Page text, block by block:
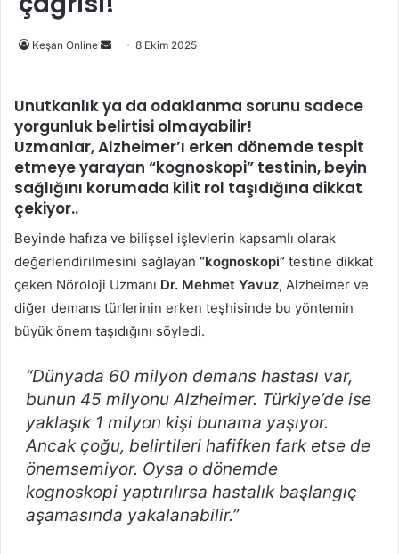
Keşan Online
Bir
göndermek
8 Ekim 2025
Unutkanlık ya da odaklanma sorunu sadece
yorgunluk belirtisi olmayabilir!
Uzmanlar, Alzheimer’ı erken dönemde tespit
etmeye yarayan “kognoskopi” testinin, beyin
sağlığını korumada kilit rol taşıdığına dikkat
çekiyor..
Beyinde hafıza ve bilişsel işlevlerin kapsamlı olarak
değerlendirilmesini sağlayan “kognoskopi” testine dikkat
çeken Nöroloji Uzmanı Dr. Mehmet Yavuz, Alzheimer ve
diğer demans türlerinin erken teşhisinde bu yöntemin
büyük önem taşıdığını söyledi.
“Dünyada 60 milyon demans hastası var,
bunun 45 milyonu Alzheimer. Türkiye’de ise
yaklaşık 1 milyon kişi bunama yaşıyor.
Ancak çoğu, belirtileri hafifken fark etse de
önemsemiyor. Oysa o dönemde
kognoskopi yaptırılırsa hastalık başlangıç
aşamasında yakalanabilir.”